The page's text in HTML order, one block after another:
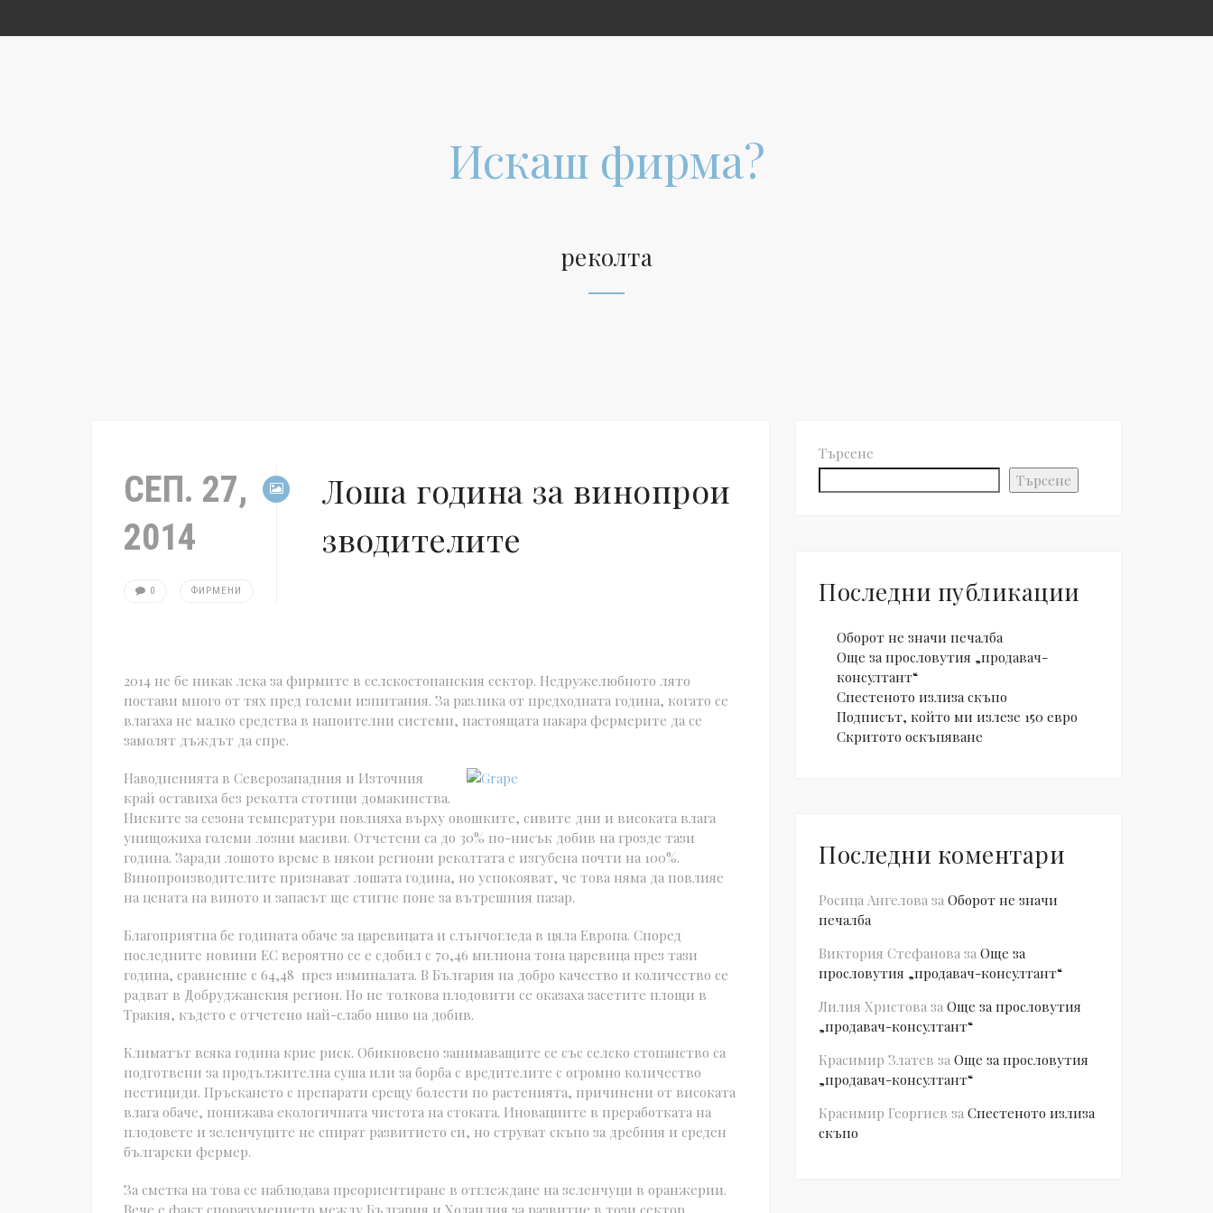
Искаш фирма?
реколта
СЕП. 27,
2014
0 ФИРМЕНИ
Лоша година за винопрои
зводителите
2014 не бе никак лека за фирмите в селскостопанския сектор. Недружелюбното лято
постави много от тях пред големи изпитания. За разлика от предходната година, когато се
влагаха не малко средства в напоителни системи, настоящата накара фермерите да се
замолят дъждът да спре.
Наводненията в Северозападния и Източния
край оставиха без реколта стотици домакинства.
Ниските за сезона температури повлияха върху овошките, сивите дни и високата влага
унищожиха големи лозни масиви. Отчетени са до 30% по-нисък добив на грозде тази
година. Заради лошото време в някои региони реколтата е изгубена почти на 100%.
Винопроизводителите признават лошата година, но успокояват, че това няма да повлияе
на цената на виното и запасът ще стигне поне за вътрешния пазар.
Благоприятна бе годината обаче за царевицата и слънчогледа в цяла Европа. Според
последните новини ЕС вероятно се е сдобил с 70,46 милиона тона царевица през тази
година, сравнение с 64,48 през изминалата. В България на добро качество и количество се
радват в Добруджанския регион. Но не толкова плодовити се оказаха засетите площи в
Тракия, където е отчетено най-слабо ниво на добив.
Климатът всяка година крие риск. Обикновено занимаващите се със селско стопанство са
подготвени за продължителна суша или за борба с вредителите с огромно количество
пестициди. Пръскането с препарати срещу болести по растенията, причинени от високата
влага обаче, понижава екологичната чистота на стоката. Иновациите в преработката на
плодовете и зеленчуците не спират развитието си, но струват скъпо за дребния и среден
български фермер.
За сметка на това се наблюдава преориентиране в отглеждане на зеленчуци в оранжерии.
Вече е факт споразумението между България и Холандия за развитие в този сектор.
Търсене
Търсене
Последни публикации
Оборот не значи печалба
Още за прословутия „продавач-
консултант“
Спестеното излиза скъпо
Подписът, който ми излезе 150 евро
Скритото оскъпяване
Последни коментари
Росица Ангелова за Оборот не значи
печалба
Виктория Стефанова за Още за
прословутия „продавач-консултант“
Лилия Христова за Още за прословутия
„продавач-консултант“
Красимир Златев за Още за прословутия
„продавач-консултант“
Красимир Георгиев за Спестеното излиза
скъпо